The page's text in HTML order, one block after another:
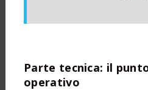
Parte tecnica: il
operativo